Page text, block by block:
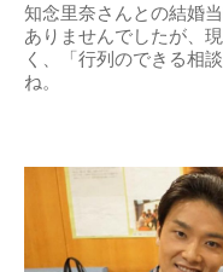
知念里奈さんとの結婚
ありませんでしたが、
く、「行列のできる相
ね。